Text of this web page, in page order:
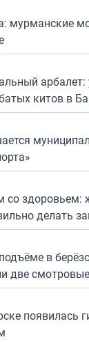
мурманские
китов в
со здоровьем:
делать
в
две
появилась